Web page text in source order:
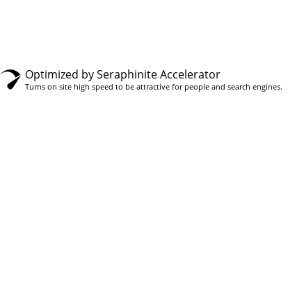
Optimized by Seraphinite Accelerator
Turns on site high speed to be attractive for people and search engines.